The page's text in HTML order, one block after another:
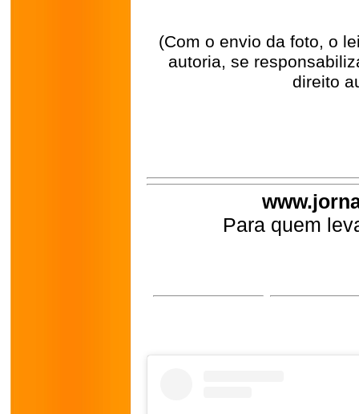
(Com o envio da foto, o
autoria, se
direito
Para quem